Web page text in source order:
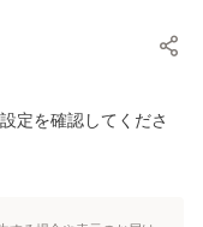
定を確認してくださ